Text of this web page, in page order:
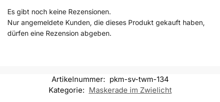
Es gibt noch keine Rezensionen.
Nur angemeldete Kunden, die dieses Produkt gekauft haben,
dürfen eine Rezension abgeben.
Artikelnummer: pkm-sv-twm-134
Kategorie: Maskerade im Zwielicht